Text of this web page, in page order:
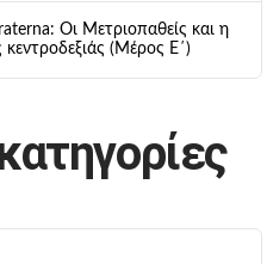
Οι Μετριοπαθείς και η
(Μέρος Ε΄)